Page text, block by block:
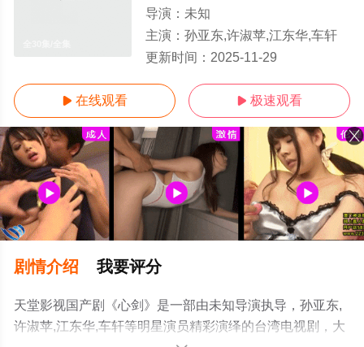
导演： 未知
主演： 孙亚东,许淑苹,江东华,车轩
更新时间： 2025-11-29
 在线观看  极速观看
剧情介绍 我要评分
天堂影视国产剧《心剑》是一部由未知导演执导，孙亚东,
许淑苹,江东华,车轩等明星演员精彩演绎的台湾电视剧，大